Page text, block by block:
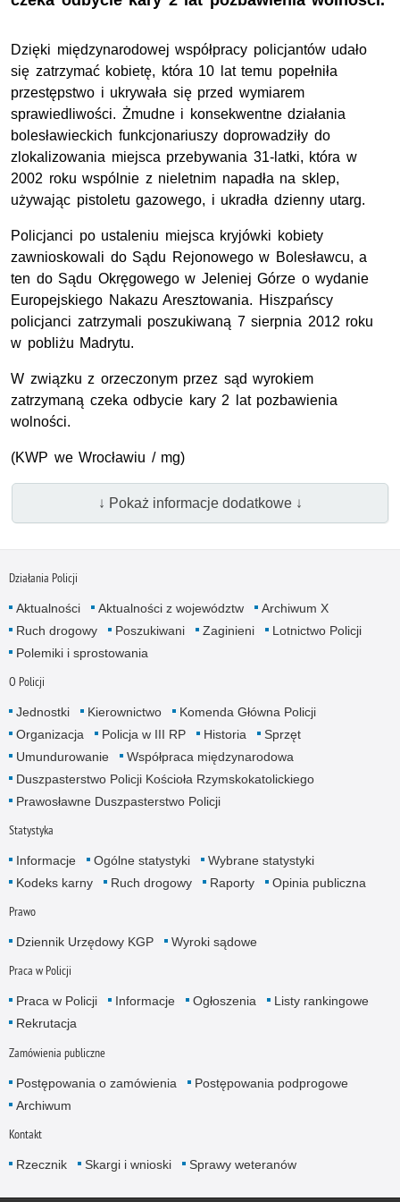
Dzięki międzynarodowej współpracy policjantów udało
się zatrzymać kobietę, która 10 lat temu popełniła
przestępstwo i ukrywała się przed wymiarem
sprawiedliwości. Żmudne i konsekwentne działania
bolesławieckich funkcjonariuszy doprowadziły do
zlokalizowania miejsca przebywania 31-latki, która w
2002 roku wspólnie z nieletnim napadła na sklep,
używając pistoletu gazowego, i ukradła dzienny utarg.
Policjanci po ustaleniu miejsca kryjówki kobiety
zawnioskowali do Sądu Rejonowego w Bolesławcu, a
ten do Sądu Okręgowego w Jeleniej Górze o wydanie
Europejskiego Nakazu Aresztowania. Hiszpańscy
policjanci zatrzymali poszukiwaną 7 sierpnia 2012 roku
w pobliżu Madrytu.
W związku z orzeczonym przez sąd wyrokiem
zatrzymaną czeka odbycie kary 2 lat pozbawienia
wolności.
(KWP we Wrocławiu / mg)
↓ Pokaż informacje dodatkowe ↓
Działania Policji
Aktualności Aktualności z województw
Archiwum X
Ruch drogowy
Poszukiwani Zaginieni
Lotnictwo Policji
Polemiki i sprostowania
O Policji
Jednostki Kierownictwo
Komenda Główna Policji
Organizacja
Policja w III RP Historia
Sprzęt
Umundurowanie
Współpraca międzynarodowa
Duszpasterstwo Policji Kościoła Rzymskokatolickiego
Prawosławne Duszpasterstwo Policji
Statystyka
Informacje Ogólne statystyki
Wybrane statystyki
Kodeks karny
Ruch drogowy Raporty Opinia publiczna
Prawo
Dziennik Urzędowy KGP Wyroki sądowe
Praca w Policji
Praca w Policji Informacje Ogłoszenia
Listy rankingowe
Rekrutacja
Zamówienia publiczne
Postępowania o zamówienia
Postępowania podprogowe
Archiwum
Kontakt
Rzecznik Skargi i wnioski Sprawy weteranów